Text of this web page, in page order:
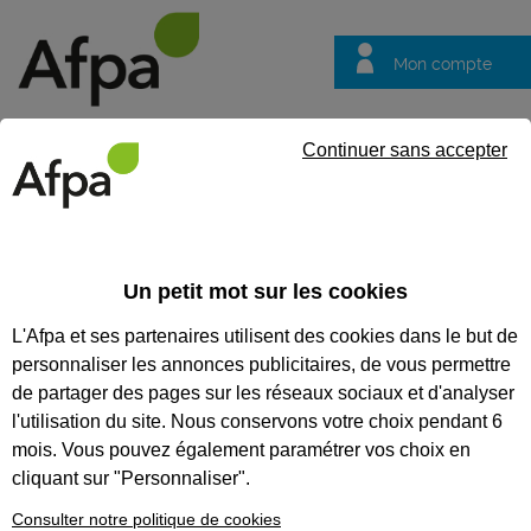
Mon compte
questions
Fil info
L'industrie au
quotidien :
comment sont
fabriqués les vélos
et les toboggans ?
Un petit mot sur les cookies
L'Afpa et ses partenaires utilisent des cookies dans le but de
personnaliser les annonces publicitaires, de vous permettre
de partager des pages sur les réseaux sociaux et d'analyser
l'utilisation du site. Nous conservons votre choix pendant 6
mois. Vous pouvez également paramétrer vos choix en
cliquant sur "Personnaliser".
Consulter notre politique de cookies
Continuer sans accepter